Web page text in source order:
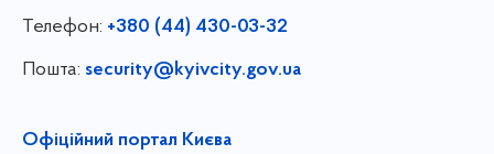
Телефон: +380 (44) 430-03-32
Пошта: security@kyivcity.gov.ua
Офіційний портал Києва